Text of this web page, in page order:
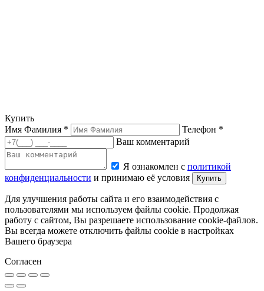
Купить
Имя Фамилия *
Телефон *
Ваш комментарий
Я ознакомлен с политикой
конфиденциальности и принимаю её условия Купить
Для улучшения работы сайта и его взаимодействия с
пользователями мы используем файлы cookie. Продолжая
работу с сайтом, Вы разрешаете использование cookie-файлов.
Вы всегда можете отключить файлы cookie в настройках
Вашего браузера
Согласен